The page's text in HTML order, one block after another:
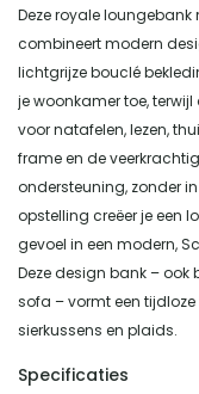
Deze royale
combineert modern
lichtgrijze bouclé
je woonkamer toe,
voor natafelen, lezen,
frame en de
ondersteuning, zonder
opstelling creëer je een
gevoel in een modern,
Deze design bank –
sofa – vormt een
sierkussens en plaids.
Specificaties